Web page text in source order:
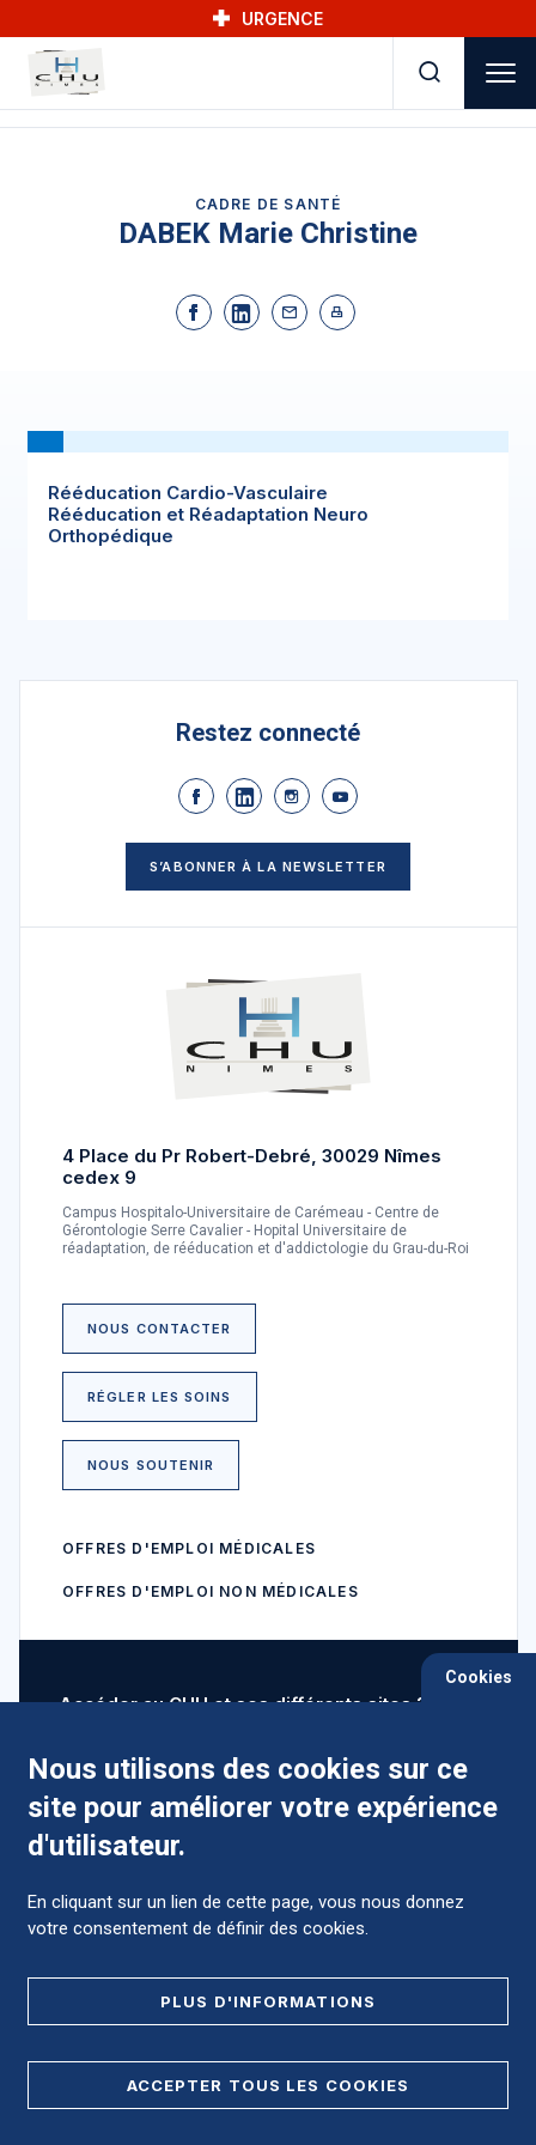
URGENCE
CADRE DE SANTÉ
DABEK Marie Christine
Rééducation Cardio-Vasculaire
Rééducation et Réadaptation Neuro
Orthopédique
Restez connecté
S’ABONNER À LA NEWSLETTER
4 Place du Pr Robert-Debré, 30029 Nîmes
cedex 9
Campus Hospitalo-Universitaire de Carémeau - Centre de
Gérontologie Serre Cavalier - Hopital Universitaire de
réadaptation, de rééducation et d'addictologie du Grau-du-Roi
NOUS CONTACTER
RÉGLER LES SOINS
NOUS SOUTENIR
OFFRES D'EMPLOI MÉDICALES
OFFRES D'EMPLOI NON MÉDICALES
Accéder au CHU et ses différents sites ?
Comment préparer mon hospitalisation ?
Cookies
Nous utilisons des cookies sur ce
site pour améliorer votre expérience
d'utilisateur.
En cliquant sur un lien de cette page, vous nous donnez
votre consentement de définir des cookies.
PLUS D'INFORMATIONS
ACCEPTER TOUS LES COOKIES